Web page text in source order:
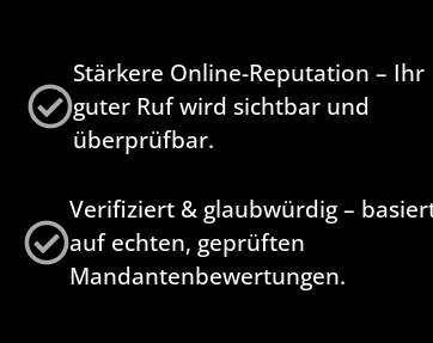
Stärkere Online-Reputation – Ihr
guter Ruf wird sichtbar und
überprüfbar.
Verifiziert & glaubwürdig –
auf echten, geprüften
Mandantenbewertungen.